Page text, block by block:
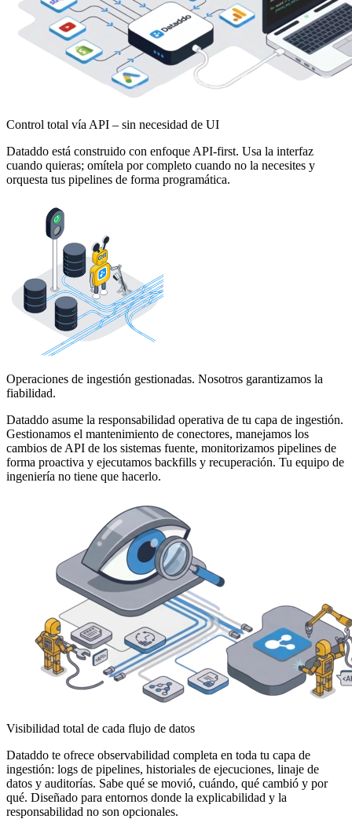
Control total vía API – sin necesidad de UI
Dataddo está construido con enfoque API-first. Usa la interfaz
cuando quieras; omítela por completo cuando no la necesites y
orquesta tus pipelines de forma programática.
Operaciones de ingestión gestionadas. Nosotros garantizamos la
fiabilidad.
Dataddo asume la responsabilidad operativa de tu capa de ingestión.
Gestionamos el mantenimiento de conectores, manejamos los
cambios de API de los sistemas fuente, monitorizamos pipelines de
forma proactiva y ejecutamos backfills y recuperación. Tu equipo de
ingeniería no tiene que hacerlo.
Visibilidad total de cada flujo de datos
Dataddo te ofrece observabilidad completa en toda tu capa de
ingestión: logs de pipelines, historiales de ejecuciones, linaje de
datos y auditorías. Sabe qué se movió, cuándo, qué cambió y por
qué. Diseñado para entornos donde la explicabilidad y la
responsabilidad no son opcionales.